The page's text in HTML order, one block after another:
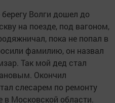
Волги дошел до
на поезде, под вагоном,
пока не попал в
фамилию, он назвал
Так мой дед стал
Окончил
слесарем по ремонту
в Московской области.